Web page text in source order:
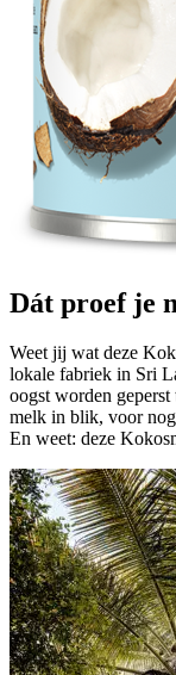
Dát proef je
Weet jij wat deze
lokale fabriek in Sri
oogst worden
melk in blik, voor
En weet: deze